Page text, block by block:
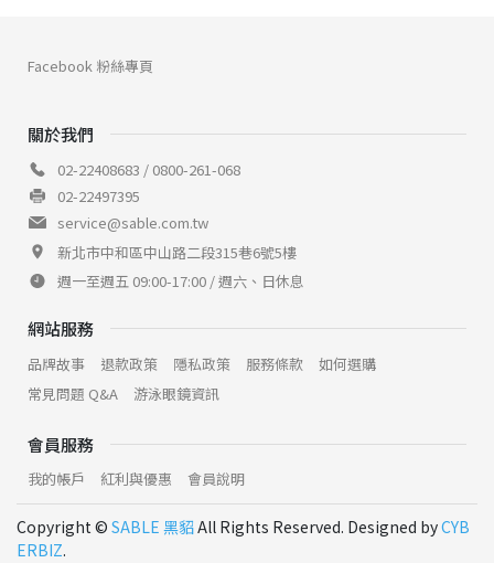
關於我們
02-22408683 / 0800-261-068
02-22497395
service@sable.com.tw
新北市中和區中山路二段315巷6號5樓
週一至週五 09:00-17:00 / 週六、日休息
網站服務
品牌故事 退款政策 隱私政策 服務條款
如何選購
常見問題 Q&A
游泳眼鏡資訊
會員服務
我的帳戶 紅利與優惠 會員說明
Facebook 粉絲專頁
Copyright © SABLE 黑貂All Rights Reserved. Designed byCYB
ERBIZ.